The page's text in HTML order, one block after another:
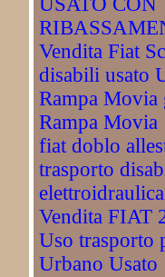
Vendita Fiat
disabili usato
Rampa Movia
Rampa Movia
fiat doblo
trasporto
elettroidraulica
Vendita FIAT
Uso trasporto
Urbano Usato